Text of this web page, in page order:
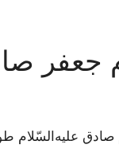
جعفر
علیه‌السّلام